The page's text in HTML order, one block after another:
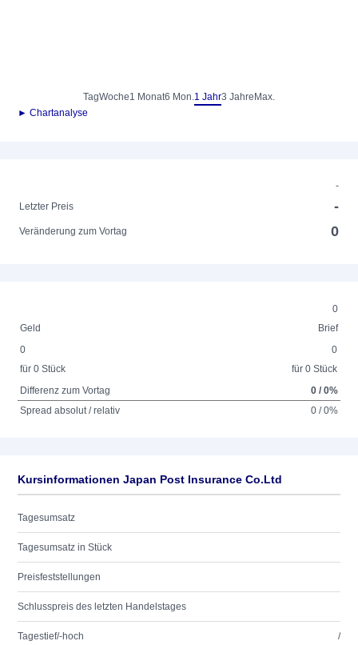
TagWoche1 Monat6 Mon.1 Jahr3 Jahre Max.
► Chartanalyse
-
Letzter Preis
-
Veränderung zum Vortag 0
0
Geld
Brief
0
für 0 Stück
0
für 0 Stück
Differenz zum Vortag
0 / 0%
Spread absolut / relativ
0 / 0%
Kursinformationen Japan Post Insurance Co.Ltd
Tagesumsatz
Tagesumsatz in Stück
Preisfeststellungen
Schlusspreis des letzten Handelstages
Tagestief/-hoch /